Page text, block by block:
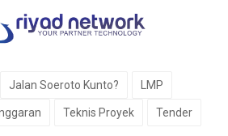
Jalan Soeroto Kunto? LMP
Teknis Proyek Tender